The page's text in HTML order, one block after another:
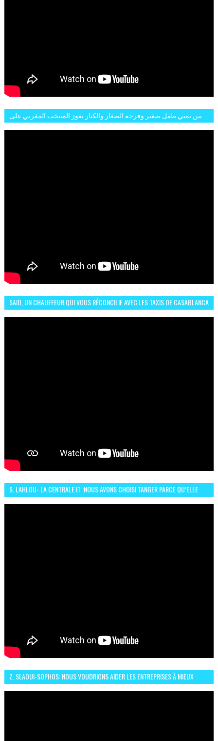
بين تمني طفل صغير وفرحة الصغار والكبار بفوز المنتخب المغربي على
SAID, UN CHAUFFEUR QUI VOUS RÉCONCILIE AVEC LES TAXIS DE CASABLANCA
S. LAHLOU- LA CENTRALE IT :NOUS AVONS CHOISI TANGER PARCE QU’ELLE
Z. SLAOUI-SOPHOS: NOUS VOUDRIONS AIDER LES ENTREPRISES À MIEUX